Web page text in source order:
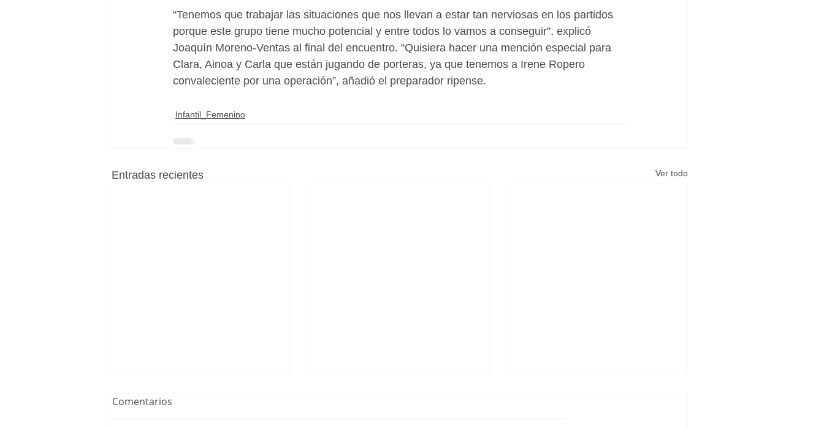
“Tenemos que trabajar las situaciones que nos llevan a estar tan nerviosas en los partidos
porque este grupo tiene mucho potencial y entre todos lo vamos a conseguir”, explicó
Joaquín Moreno-Ventas al final del encuentro. “Quisiera hacer una mención especial para
Clara, Ainoa y Carla que están jugando de porteras, ya que tenemos a Irene Ropero
convaleciente por una operación”, añadió el preparador ripense.
Infantil_Femenino
Entradas recientes Ver todo
Comentarios